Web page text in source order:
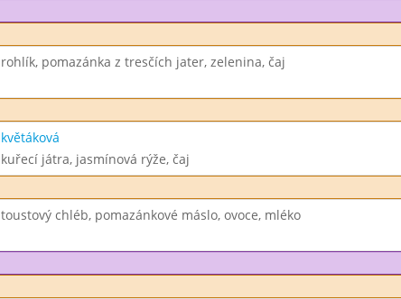
rohlík, pomazánka z tresčích jater, zelenina, čaj
květáková
kuřecí játra, jasmínová rýže, čaj
toustový chléb, pomazánkové máslo, ovoce, mléko